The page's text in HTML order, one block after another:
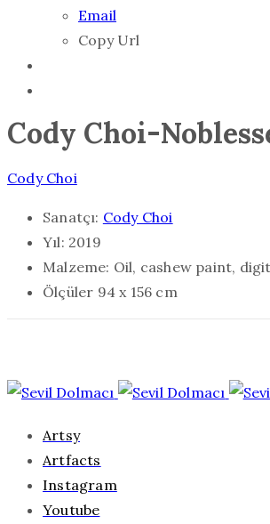
Email
Copy Url
Cody Choi-
Cody Choi
Sanatçı: Cody Choi
Yıl: 2019
Malzeme: Oil, cashew paint,
Ölçüler 94 x 156 cm
Artsy
Artfacts
Instagram
Youtube